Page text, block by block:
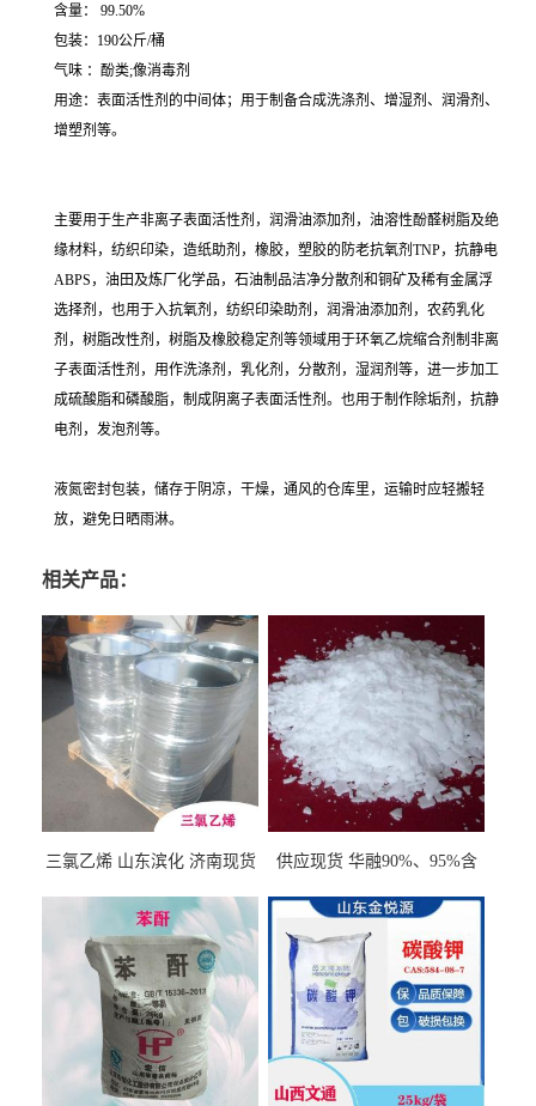
含量： 99.50%
包装：190公斤/桶
气味 ：酚类;像消毒剂
用途：表面活性剂的中间体；用于制备合成洗涤剂、增湿剂、润滑剂、
增塑剂等。
主要用于生产非离子表面活性剂，润滑油添加剂，油溶性酚醛树脂及绝
缘材料，纺织印染，造纸助剂，橡胶，塑胶的防老抗氧剂TNP，抗静电
ABPS，油田及炼厂化学品，石油制品洁净分散剂和铜矿及稀有金属浮
选择剂，也用于入抗氧剂，纺织印染助剂，润滑油添加剂，农药乳化
剂，树脂改性剂，树脂及橡胶稳定剂等领域用于环氧乙烷缩合剂制非离
子表面活性剂，用作洗涤剂，乳化剂，分散剂，湿润剂等，进一步加工
成硫酸脂和磷酸脂，制成阴离子表面活性剂。也用于制作除垢剂，抗静
电剂，发泡剂等。
液氮密封包装，储存于阴凉，干燥，通风的仓库里，运输时应轻搬轻
放，避免日晒雨淋。
相关产品：
三氯乙烯 山东滨化 济南现货
供应现货 华融90%、95%含